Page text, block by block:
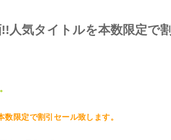
人気タイトルを本数限定で割
限定で割引セール致します。